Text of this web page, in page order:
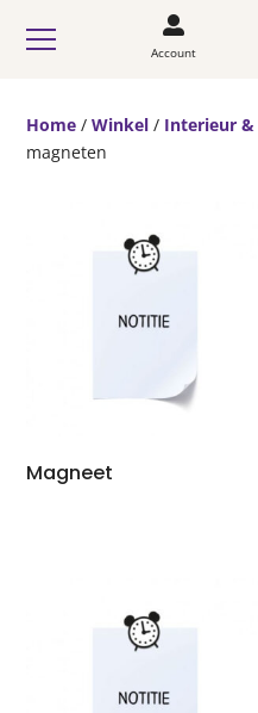
Account
Home /Winkel / Interieur
magneten
Magneet